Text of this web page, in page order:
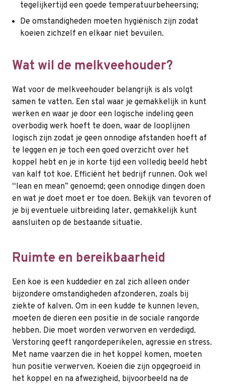
tegelijkertijd een goede temperatuurbeheersing;
De omstandigheden moeten hygiënisch zijn zodat
koeien zichzelf en elkaar niet bevuilen.
Wat wil de melkveehouder?
Wat voor de melkveehouder belangrijk is als volgt
samen te vatten. Een stal waar je gemakkelijk in kunt
werken en waar je door een logische indeling geen
overbodig werk hoeft te doen, waar de looplijnen
logisch zijn zodat je geen onnodige afstanden hoeft af
te leggen en je toch een goed overzicht over het
koppel hebt en je in korte tijd een volledig beeld hebt
van kalf tot koe. Efficiënt het bedrijf runnen. Ook wel
“lean en mean” genoemd; geen onnodige dingen doen
en wat je doet moet er toe doen. Bekijk van tevoren of
je bij eventuele uitbreiding later, gemakkelijk kunt
aansluiten op de bestaande situatie.
Ruimte en bereikbaarheid
Een koe is een kuddedier en zal zich alleen onder
bijzondere omstandigheden afzonderen, zoals bij
ziekte of kalven. Om in een kudde te kunnen leven,
moeten de dieren een positie in de sociale rangorde
hebben. Die moet worden verworven en verdedigd.
Verstoring geeft rangordeperikelen, agressie en stress.
Met name vaarzen die in het koppel komen, moeten
hun positie verwerven. Koeien die zijn opgegroeid in
het koppel en na afwezigheid, bijvoorbeeld na de